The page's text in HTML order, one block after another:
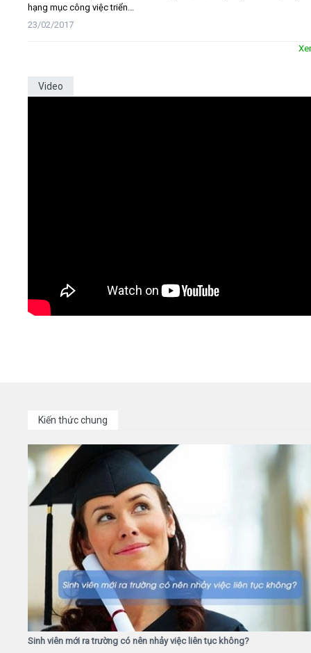
hạng mục công việc triển...
23/02/2017
Video
Kiến thức chung
Sinh viên mới ra trường có nên nhảy việc liên tục không?